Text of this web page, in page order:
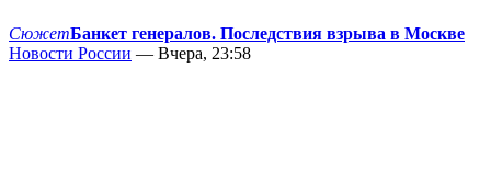
СюжетБанкет генералов. Последствия взрыва в Москве
Новости России — Вчера, 23:58